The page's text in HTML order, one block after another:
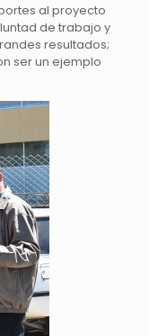
al proyecto
de trabajo y
resultados;
ser un ejemplo